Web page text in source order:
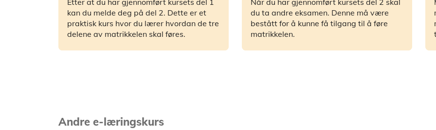
Etter at du har gjennomført kursets del 1
kan du melde deg på del 2. Dette er et
praktisk kurs hvor du lærer hvordan de tre
delene av matrikkelen skal føres.
Når du har gjennomført kursets del 2 skal
du ta andre eksamen. Denne må være
bestått for å kunne få tilgang til å føre
matrikkelen.
Andre e-læringskurs